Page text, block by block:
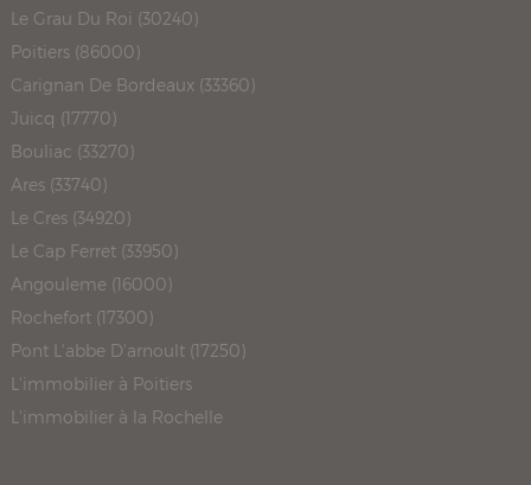
Le Grau Du Roi (30240)
Poitiers (86000)
Carignan De Bordeaux (33360)
Juicq (17770)
Bouliac (33270)
Ares (33740)
Le Cres (34920)
Le Cap Ferret (33950)
Angouleme (16000)
Rochefort (17300)
Pont L'abbe D'arnoult (17250)
L'immobilier à Poitiers
L'immobilier à la Rochelle